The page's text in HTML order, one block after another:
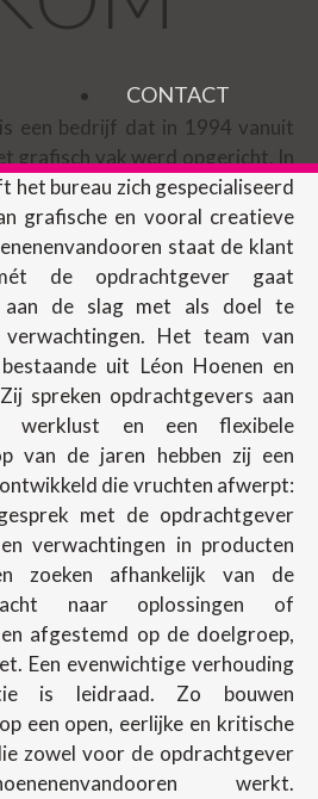
CONTACT
een bedrijf dat in 1994 vanuit
grafisch vak werd opgericht. In
het bureau zich gespecialiseerd
grafische en vooral creatieve
staat de klant
de opdrachtgever gaat
aan de slag met als doel te
Het team van
uit Léon Hoenen en
spreken opdrachtgevers aan
werklust en een flexibele
van de jaren hebben zij een
die vruchten afwerpt:
met de opdrachtgever
verwachtingen in producten
zoeken afhankelijk van de
naar oplossingen of
afgestemd op de doelgroep,
Een evenwichtige verhouding
is leidraad. Zo bouwen
een open, eerlijke en kritische
zowel voor de opdrachtgever
werkt.